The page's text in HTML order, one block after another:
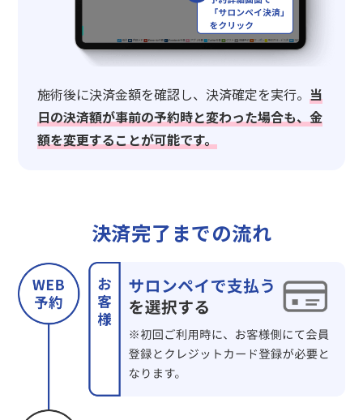
施術後に決済金額を確認し、決済確定を実行。当
日の決済額が事前の予約時と変わった場合も、金
額を変更することが可能です。
決済完了までの流れ